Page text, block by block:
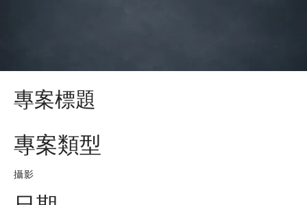
專案標題
專案類型
攝影